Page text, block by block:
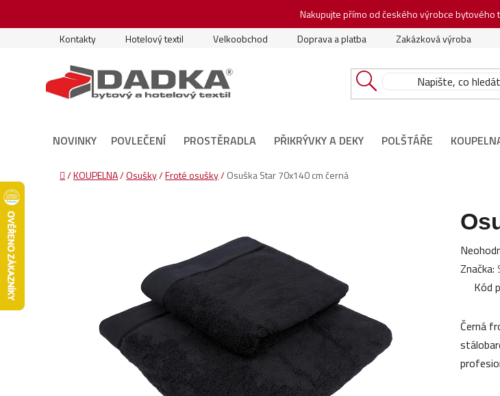
Nakupujte přímo od českého výrobce bytového
Kontakty
Hotelový textil Velkoobchod Doprava a platba Zakázková výroba
NOVINKY POVLEČENÍ PROSTĚRADLA PŘIKRÝVKY A DEKY POLŠTÁŘE
Domů
/KOUPELNA/Osušky/Froté osušky/Osuška Star 70x140 cm černá
produktu
0,0
z
5
Značka:
Kód
Černá